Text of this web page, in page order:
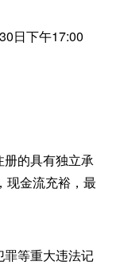
日下午17:00
的具有独立承
现金流充裕，最
等重大违法记